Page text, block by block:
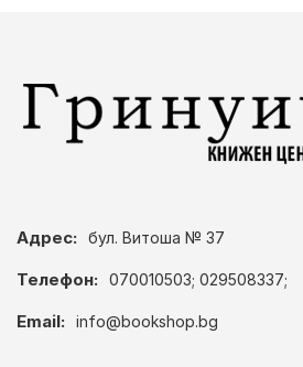
Адрес: бул. Витоша № 37
Телефон: 070010503; 029508337;
Email: info@bookshop.bg